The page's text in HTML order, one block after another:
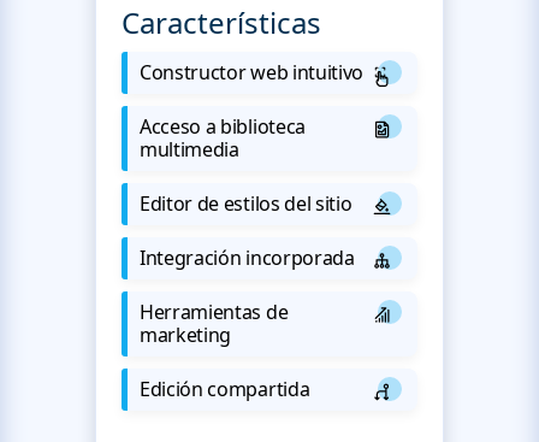
Características
Constructor web intuitivo
Acceso a biblioteca
multimedia
Editor de estilos del sitio
Integración incorporada
Herramientas de
marketing
Edición compartida